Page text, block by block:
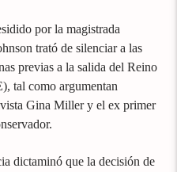
por la magistrada
trató de silenciar a las
previas a la salida del Reino
tal como argumentan
Gina Miller y el ex primer
dictaminó que la decisión de